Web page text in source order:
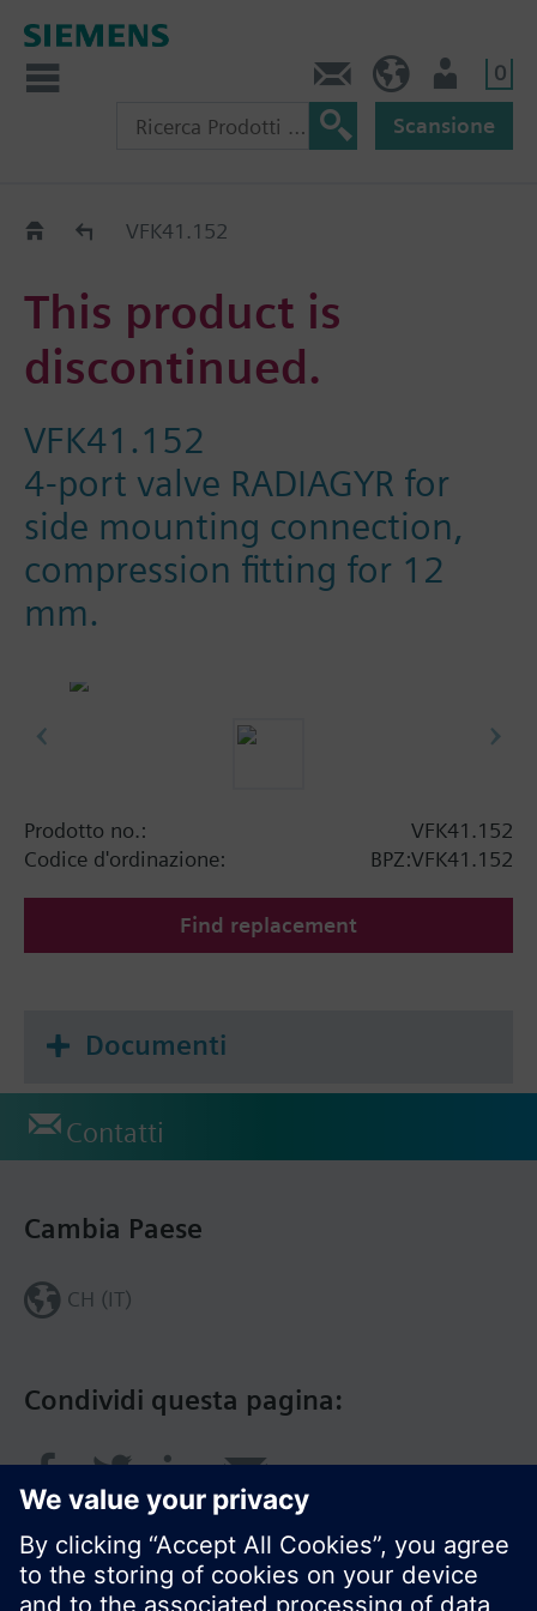
0
Scansione
Old2NewVFK41.152
This product is
discontinued.
VFK41.152
4-port valve RADIAGYR for
side mounting connection,
compression fitting for 12
mm.
Prodotto no.:
VFK41.152
Codice d'ordinazione:
BPZ:VFK41.152
Find replacement
Documenti
Contatti
Condividi questa pagina:
Cambia Paese
CH (IT)